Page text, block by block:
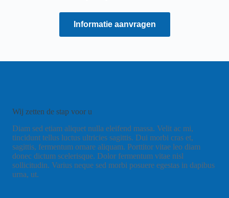
Informatie aanvragen
Wij zetten de stap voor u
Diam sed etiam aliquet nulla eleifend massa. Velit ac mi,
tincidunt tellus luctus ultricies sagittis. Dui morbi cras et,
sagittis, fermentum ornare aliquam. Porttitor vitae leo diam
donec dictum scelerisque. Dolor fermentum vitae nisl
sollicitudin. Varius neque sed morbi posuere egestas in dapibus
urna, ut.